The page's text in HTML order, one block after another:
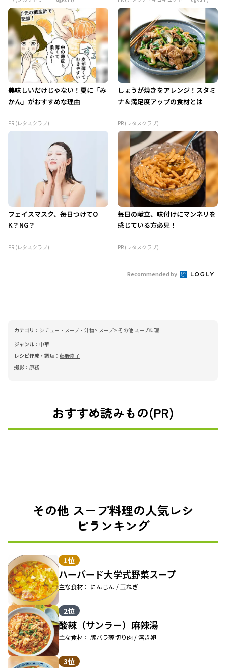
美味しいだけじゃない！夏に「み
かん」がおすすめな理由
PR (レタスクラブ)
しょうが焼きをアレンジ！スタミ
ナ＆満足度アップの食材とは
PR (レタスクラブ)
フェイスマスク、毎日つけてO
K？NG？
PR (レタスクラブ)
毎日の献立、味付けにマンネリを
感じている方必見！
PR (レタスクラブ)
Recommended by
カテゴリ： シチュー・スープ・汁物 スープ その他 スープ料理
ジャンル： 中華
レシピ作成・調理： 藤野嘉子
撮影： 原務
おすすめ読みもの(PR)
その他 スープ料理の人気レシ
ピランキング
1位
ハーバード大学式野菜スープ
主な食材： にんじん / 玉ねぎ
2位
酸辣（サンラー）麻辣湯
主な食材： 豚バラ薄切り肉 / 溶き卵
3位